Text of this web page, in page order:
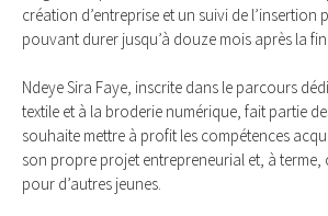
création d’entreprise et un suivi de l’insertion
pouvant durer jusqu’à douze mois après la
Ndeye Sira Faye, inscrite dans le parcours
textile et à la broderie numérique, fait partie
souhaite mettre à profit les compétences
son propre projet entrepreneurial et, à terme,
pour d’autres jeunes.